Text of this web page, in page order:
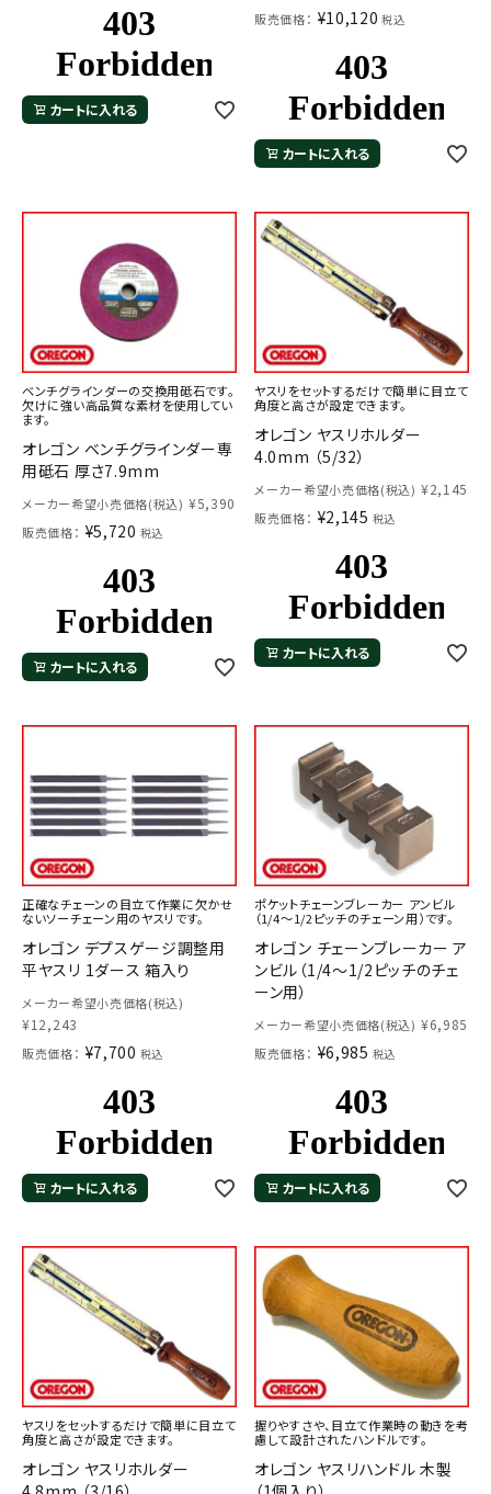
カートに入れる
販売価格： ¥10,120 税込
カートに入れる
ベンチグラインダーの交換用砥石です。
欠けに強い高品質な素材を使用してい
ます。
オレゴン ベンチグラインダー専
用砥石 厚さ7.9mm
メーカー希望小売価格(税込) ¥5,390
販売価格： ¥5,720 税込
カートに入れる
ヤスリをセットするだけで簡単に目立て
角度と高さが設定できます。
オレゴン ヤスリホルダー
4.0mm （5/32）
メーカー希望小売価格(税込) ¥2,145
販売価格： ¥2,145 税込
カートに入れる
正確なチェーンの目立て作業に欠かせ
ないソーチェーン用のヤスリです。
オレゴン デプスゲージ調整用
平ヤスリ 1ダース 箱入り
メーカー希望小売価格(税込)
¥12,243
販売価格： ¥7,700 税込
カートに入れる
ポケットチェーンブレーカー アンビル
（1/4～1/2ピッチのチェーン用）です。
オレゴン チェーンブレーカー ア
ンビル（1/4～1/2ピッチのチェ
ーン用）
メーカー希望小売価格(税込) ¥6,985
販売価格： ¥6,985 税込
カートに入れる
ヤスリをセットするだけで簡単に目立て
角度と高さが設定できます。
オレゴン ヤスリホルダー
握りやすさや、目立て作業時の動きを考
慮して設計されたハンドルです。
オレゴン ヤスリハンドル 木製